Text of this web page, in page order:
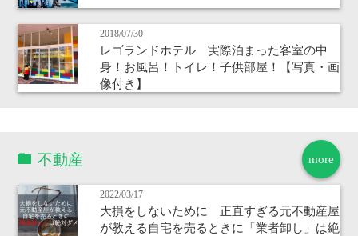
2018/07/30
レゴランドホテル 実際泊まった客室の中
身！お風呂！トイレ！子供部屋！【写真・画
像付き】
more
不動産
2022/03/17
大損をしないために 正直すぎる元不動産屋
が教える自宅を売るときに「業者卸し」は絶